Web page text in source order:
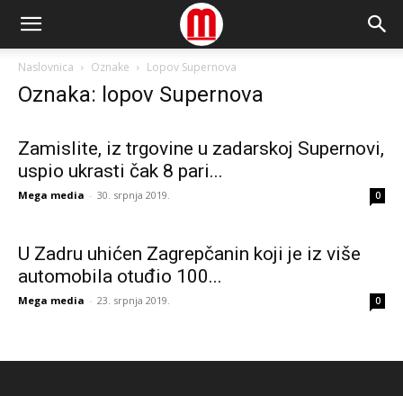
Naslovnica Oznake Lopov Supernova
Oznaka: lopov Supernova
Zamislite, iz trgovine u zadarskoj Supernovi,
uspio ukrasti čak 8 pari...
Mega media - 30. srpnja 2019. 0
U Zadru uhićen Zagrepčanin koji je iz više
automobila otuđio 100...
Mega media - 23. srpnja 2019. 0